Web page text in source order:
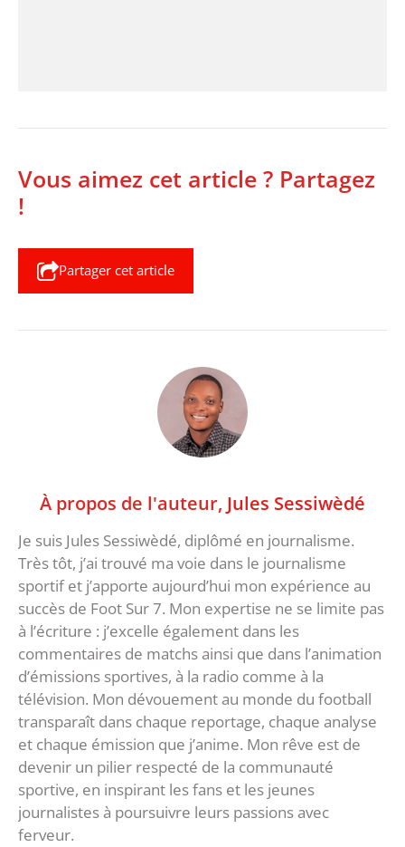
Vous aimez cet article ? Partagez
!
Partager cet article
À propos de l'auteur, Jules Sessiwèdé
Je suis Jules Sessiwèdé, diplômé en journalisme.
Très tôt, j’ai trouvé ma voie dans le journalisme
sportif et j’apporte aujourd’hui mon expérience au
succès de Foot Sur 7. Mon expertise ne se limite pas
à l’écriture : j’excelle également dans les
commentaires de matchs ainsi que dans l’animation
d’émissions sportives, à la radio comme à la
télévision. Mon dévouement au monde du football
transparaît dans chaque reportage, chaque analyse
et chaque émission que j’anime. Mon rêve est de
devenir un pilier respecté de la communauté
sportive, en inspirant les fans et les jeunes
journalistes à poursuivre leurs passions avec
ferveur.